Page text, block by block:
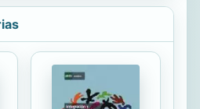
que debían...
autopercepción y una vida
y feliz.